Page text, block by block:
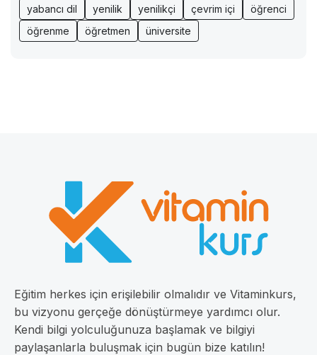
yabancı dil
yenilik yenilikçi çevrim içi
öğrenci
öğrenme
öğretmen üniversite
Eğitim herkes için erişilebilir olmalıdır ve Vitaminkurs,
bu vizyonu gerçeğe dönüştürmeye yardımcı olur.
Kendi bilgi yolculuğunuza başlamak ve bilgiyi
paylaşanlarla buluşmak için bugün bize katılın!